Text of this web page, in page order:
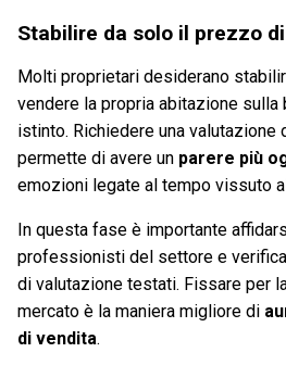
Stabilire da solo il prezzo
Molti proprietari desiderano
vendere la propria abitazione
istinto. Richiedere una valutazione
permette di avere un parere più
emozioni legate al tempo vissuto
In questa fase è importante
professionisti del settore e
di valutazione testati. Fissare per
mercato è la maniera migliore di
di vendita.